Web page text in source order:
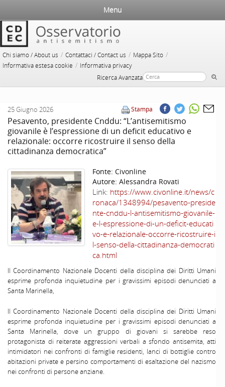
Chi siamo / About us / Contattaci / Contact us / Mappa Sito /
Informativa estesa cookie / Informativa privacy
Ricerca Avanzata
Menu
Stampa
25 Giugno 2026
Pesavento, presidente Cnddu: “L’antisemitismo
giovanile è l’espressione di un deficit educativo e
relazionale: occorre ricostruire il senso della
cittadinanza democratica”
Fonte: Civonline
Autore: Alessandra Rovati
Link: https://www.civonline.it/news/c
ronaca/1348994/pesavento-preside
nte-cnddu-l-antisemitismo-giovanile-
e-l-espressione-di-un-deficit-educati
vo-e-relazionale-occorre-ricostruire-i
l-senso-della-cittadinanza-democrati
ca.html
Il Coordinamento Nazionale Docenti della disciplina dei Diritti Umani
esprime profonda inquietudine per i gravissimi episodi denunciati a
Santa Marinella,
Il Coordinamento Nazionale Docenti della disciplina dei Diritti Umani
esprime profonda inquietudine per i gravissimi episodi denunciati a
Santa Marinella, dove un gruppo di giovani si sarebbe reso
protagonista di reiterate aggressioni verbali a sfondo antisemita, atti
intimidatori nei confronti di famiglie residenti, lanci di bottiglie contro
abitazioni private e persino comportamenti di esaltazione del nazismo
nei confronti di persone anziane.